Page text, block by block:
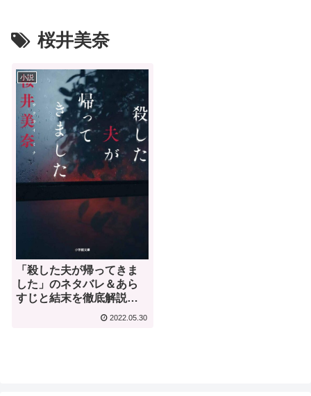
桜井美奈
小説
「殺した夫が帰ってきま
した」のネタバレ＆あら
すじと結末を徹底解説｜
2022.05.30